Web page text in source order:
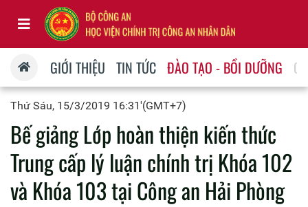
GIỚI THIỆU TIN TỨC ĐÀO TẠO - BỒI DƯỠNG
Thứ Sáu, 15/3/2019 16:31'(GMT+7)
Bế giảng Lớp hoàn thiện kiến thức
Trung cấp lý luận chính trị Khóa 102
và Khóa 103 tại Công an Hải Phòng